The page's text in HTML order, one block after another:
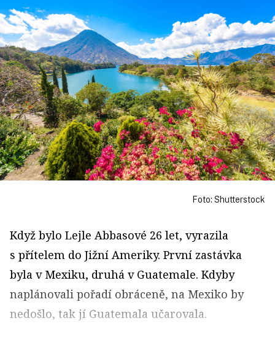
Foto: Shutterstock
Když bylo Lejle Abbasové 26 let, vyrazila
s přítelem do Jižní Ameriky. První zastávka
byla v Mexiku, druhá v Guatemale. Kdyby
naplánovali pořadí obráceně, na Mexiko by
nedošlo, tak jí Guatemala učarovala.